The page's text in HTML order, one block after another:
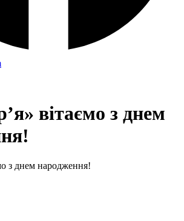
вітаємо з днем
з днем народження!